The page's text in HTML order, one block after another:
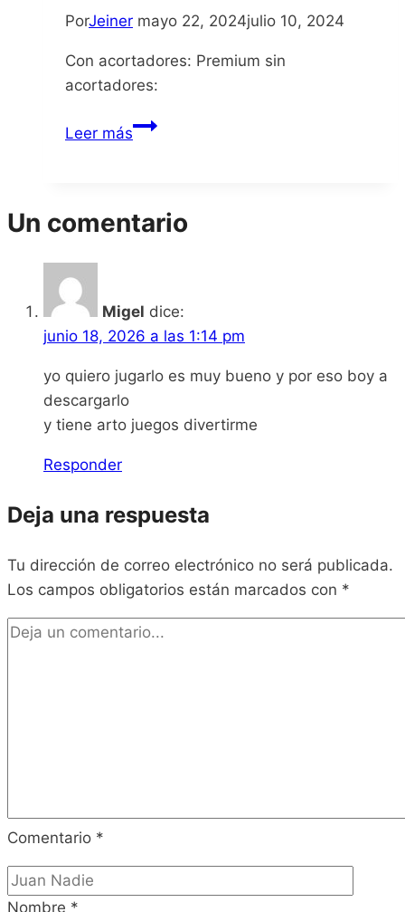
PorJeiner mayo 22, 2024julio 10, 2024
Con acortadores: Premium sin
acortadores:
Leer másPaper
Year
Un comentario
Migel dice:
junio 18, 2026 a las 1:14 pm
yo quiero jugarlo es muy bueno y por eso boy a
descargarlo
y tiene arto juegos divertirme
Responder
Deja una respuesta
Tu dirección de correo electrónico no será publicada.
Los campos obligatorios están marcados con *
Comentario *
Nombre *